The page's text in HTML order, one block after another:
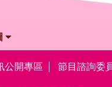
公開專區 節目諮詢委